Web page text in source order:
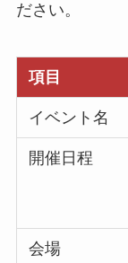
ださい。
項目
イベント名
開催日程
会場